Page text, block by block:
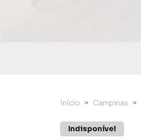
Início Campinas
Indisponível